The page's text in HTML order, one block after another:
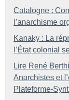
Catalogne :
l’anarchisme
Kanaky : La
l’État colonial
Lire René
Anarchistes et
Plateforme-